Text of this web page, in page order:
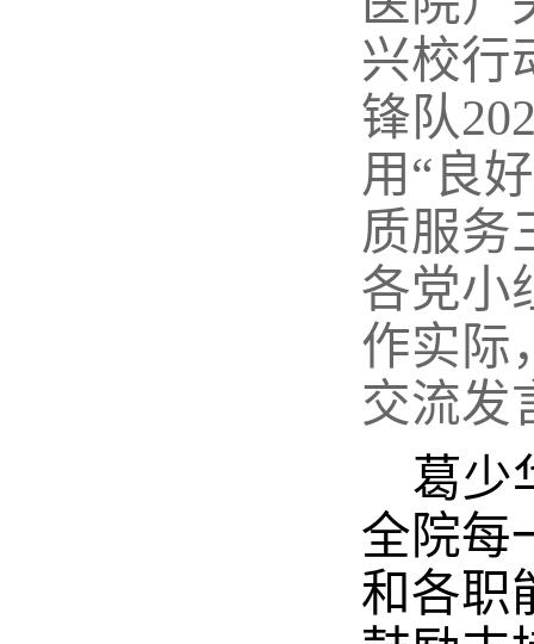
兴校行
锋队
用“良
质服务
各党小
作实际
交流发
葛少
全院每
和各职